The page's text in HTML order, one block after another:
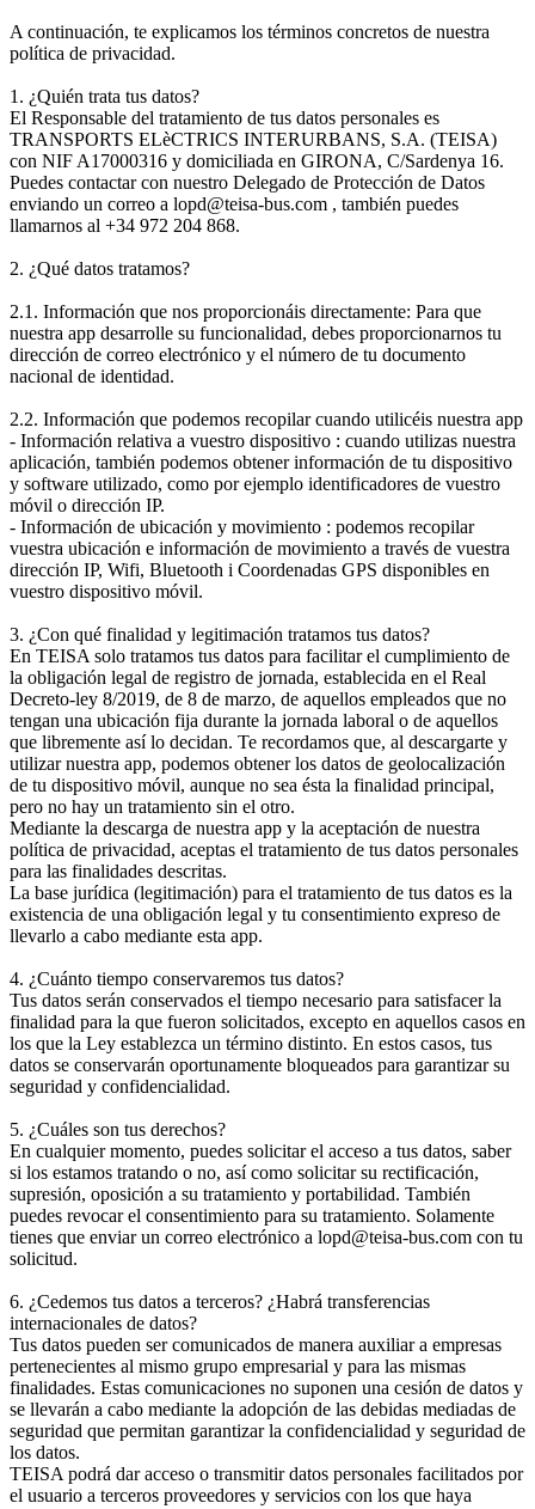
A continuación, te explicamos los términos concretos de nuestra
política de privacidad.
1. ¿Quién trata tus datos?
El Responsable del tratamiento de tus datos personales es
TRANSPORTS ELèCTRICS INTERURBANS, S.A. (TEISA)
con NIF A17000316 y domiciliada en GIRONA, C/Sardenya 16.
Puedes contactar con nuestro Delegado de Protección de Datos
enviando un correo a lopd@teisa-bus.com , también puedes
llamarnos al +34 972 204 868.
2. ¿Qué datos tratamos?
2.1. Información que nos proporcionáis directamente: Para que
nuestra app desarrolle su funcionalidad, debes proporcionarnos tu
dirección de correo electrónico y el número de tu documento
nacional de identidad.
2.2. Información que podemos recopilar cuando utilicéis nuestra app
- Información relativa a vuestro dispositivo : cuando utilizas nuestra
aplicación, también podemos obtener información de tu dispositivo
y software utilizado, como por ejemplo identificadores de vuestro
móvil o dirección IP.
- Información de ubicación y movimiento : podemos recopilar
vuestra ubicación e información de movimiento a través de vuestra
dirección IP, Wifi, Bluetooth i Coordenadas GPS disponibles en
vuestro dispositivo móvil.
3. ¿Con qué finalidad y legitimación tratamos tus datos?
En TEISA solo tratamos tus datos para facilitar el cumplimiento de
la obligación legal de registro de jornada, establecida en el Real
Decreto-ley 8/2019, de 8 de marzo, de aquellos empleados que no
tengan una ubicación fija durante la jornada laboral o de aquellos
que libremente así lo decidan. Te recordamos que, al descargarte y
utilizar nuestra app, podemos obtener los datos de geolocalización
de tu dispositivo móvil, aunque no sea ésta la finalidad principal,
pero no hay un tratamiento sin el otro.
Mediante la descarga de nuestra app y la aceptación de nuestra
política de privacidad, aceptas el tratamiento de tus datos personales
para las finalidades descritas.
La base jurídica (legitimación) para el tratamiento de tus datos es la
existencia de una obligación legal y tu consentimiento expreso de
llevarlo a cabo mediante esta app.
4. ¿Cuánto tiempo conservaremos tus datos?
Tus datos serán conservados el tiempo necesario para satisfacer la
finalidad para la que fueron solicitados, excepto en aquellos casos en
los que la Ley establezca un término distinto. En estos casos, tus
datos se conservarán oportunamente bloqueados para garantizar su
seguridad y confidencialidad.
5. ¿Cuáles son tus derechos?
En cualquier momento, puedes solicitar el acceso a tus datos, saber
si los estamos tratando o no, así como solicitar su rectificación,
supresión, oposición a su tratamiento y portabilidad. También
puedes revocar el consentimiento para su tratamiento. Solamente
tienes que enviar un correo electrónico a lopd@teisa-bus.com con tu
solicitud.
6. ¿Cedemos tus datos a terceros? ¿Habrá transferencias
internacionales de datos?
Tus datos pueden ser comunicados de manera auxiliar a empresas
pertenecientes al mismo grupo empresarial y para las mismas
finalidades. Estas comunicaciones no suponen una cesión de datos y
se llevarán a cabo mediante la adopción de las debidas mediadas de
seguridad que permitan garantizar la confidencialidad y seguridad de
los datos.
TEISA podrá dar acceso o transmitir datos personales facilitados por
el usuario a terceros proveedores y servicios con los que haya